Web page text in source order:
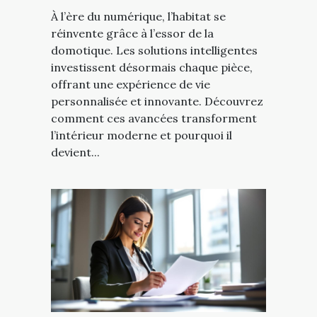
À l’ère du numérique, l’habitat se
réinvente grâce à l’essor de la
domotique. Les solutions intelligentes
investissent désormais chaque pièce,
offrant une expérience de vie
personnalisée et innovante. Découvrez
comment ces avancées transforment
l’intérieur moderne et pourquoi il
devient...